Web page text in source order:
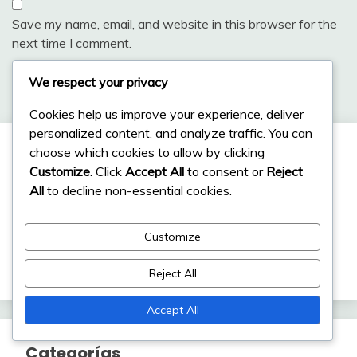
Save my name, email, and website in this browser for the
next time I comment.
Enlaces
Contáctanos
We respect your privacy
Cookies help us improve your experience, deliver
personalized content, and analyze traffic. You can
choose which cookies to allow by clicking
Customize . Click Accept All to consent or Reject
All to decline non-essential cookies.
Customize
Reject All
Accept All